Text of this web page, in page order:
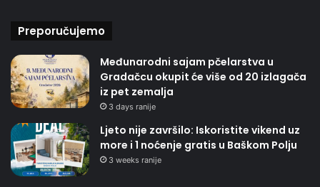
Preporučujemo
Međunarodni sajam pčelarstva u
Gradačcu okupit će više od 20 izlagača
iz pet zemalja
3 days ranije
Ljeto nije završilo: Iskoristite vikend uz
more i 1 noćenje gratis u Baškom Polju
3 weeks ranije